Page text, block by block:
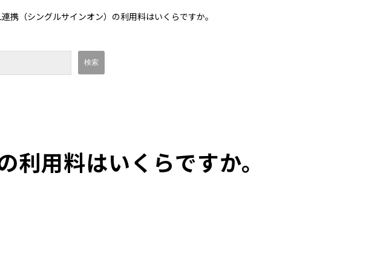
連携（シングルサインオン）の利用料はいくらですか。
用料はいくらですか。